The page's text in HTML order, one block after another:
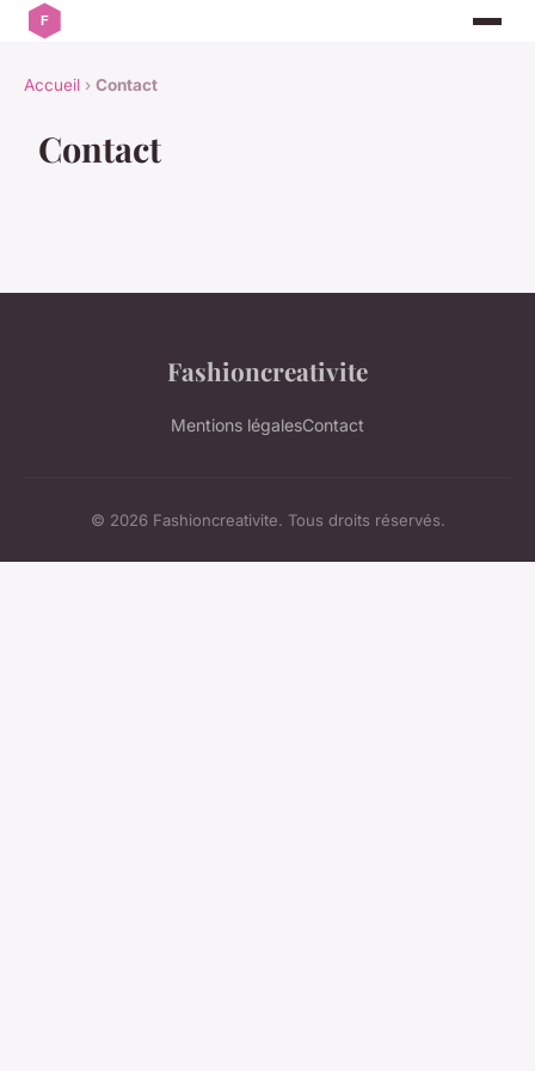
Accueil › Contact
Contact
Fashioncreativite
Mentions légalesContact
© 2026 Fashioncreativite. Tous droits réservés.